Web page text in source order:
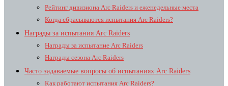
Рейтинг дивизиона Arc Raiders и еженедельные места
Когда сбрасываются испытания Arc Raiders?
Награды за испытания Arc Raiders
Награды за испытание Arc Raiders
Награды сезона Arc Raiders
Часто задаваемые вопросы об испытаниях Arc Raiders
Как работают испытания Arc Raiders?